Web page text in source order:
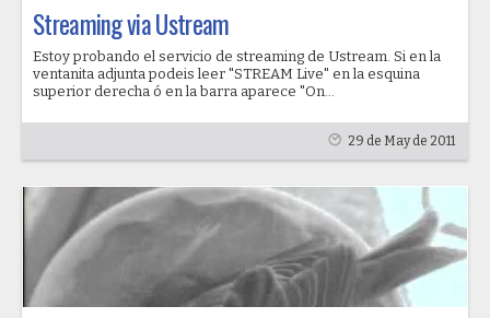
Streaming via Ustream
Estoy probando el servicio de streaming de Ustream. Si en la
ventanita adjunta podeis leer "STREAM Live" en la esquina
superior derecha ó en la barra aparece "On...
29 de May de 2011